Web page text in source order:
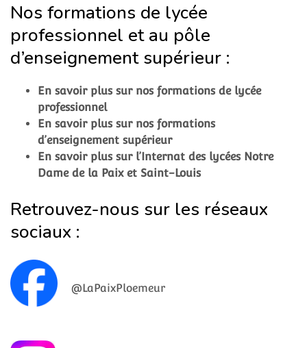
Nos formations de lycée
professionnel et au pôle
d’enseignement supérieur :
En savoir plus sur nos formations de lycée
professionnel
En savoir plus sur nos formations
d’enseignement supérieur
En savoir plus sur l’Internat des lycées Notre
Dame de la Paix et Saint-Louis
Retrouvez-nous sur les réseaux
sociaux :
@LaPaixPloemeur